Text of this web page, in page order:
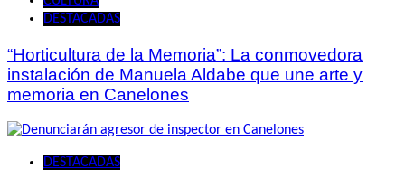
DESTACADAS
“Horticultura de la Memoria”: La conmovedora
instalación de Manuela Aldabe que une arte y
memoria en Canelones
DESTACADAS